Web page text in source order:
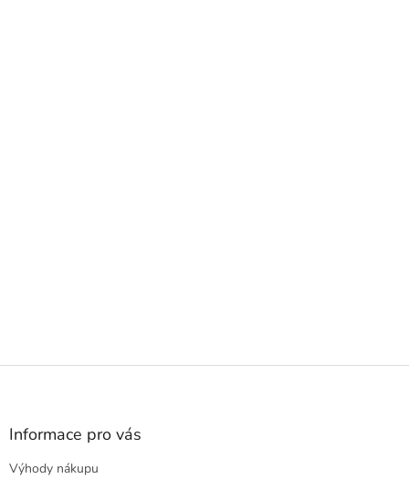
Z
Informace pro vás
Výhody nákupu